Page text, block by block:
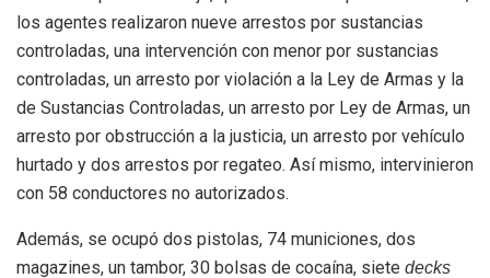
los agentes realizaron nueve arrestos por sustancias
controladas, una intervención con menor por sustancias
controladas, un arresto por violación a la Ley de Armas y la
de Sustancias Controladas, un arresto por Ley de Armas, un
arresto por obstrucción a la justicia, un arresto por vehículo
hurtado y dos arrestos por regateo. Así mismo, intervinieron
con 58 conductores no autorizados.
Además, se ocupó dos pistolas, 74 municiones, dos
magazines, un tambor, 30 bolsas de cocaína, siete decks